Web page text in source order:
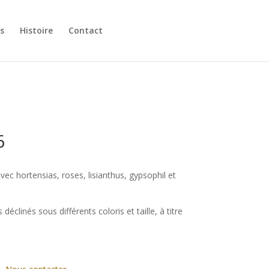
Histoire Contact
hortensias, roses, lisianthus, gypsophil et
déclinés sous différents coloris et taille, à titre